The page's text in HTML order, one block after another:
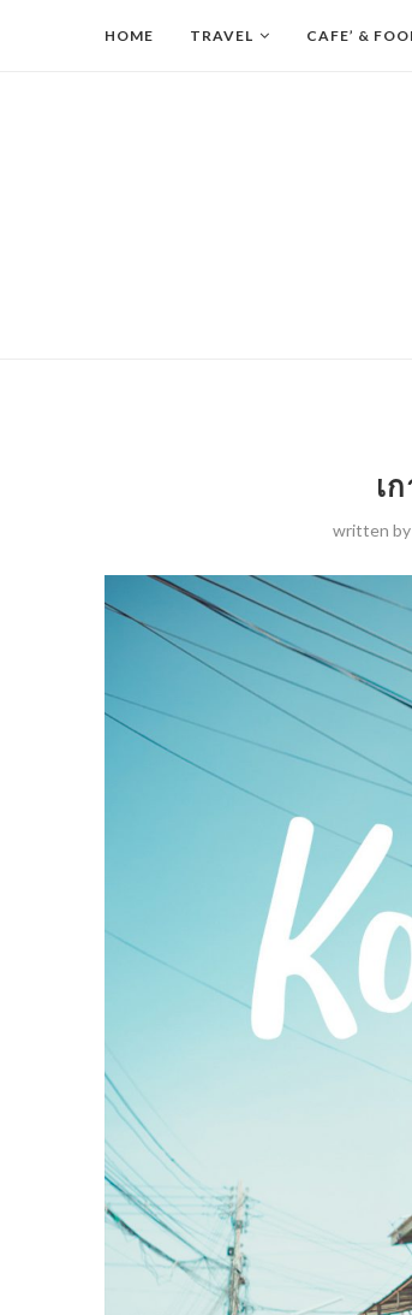
HOME TRAVEL CAFE’ &
เ
written by